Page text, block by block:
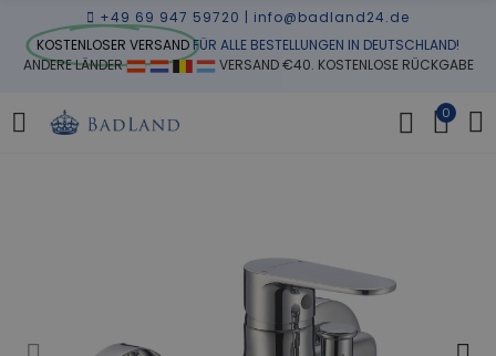
+49 69 947 59720 | info@badland24.de
KOSTENLOSER VERSANDFÜR ALLE BESTELLUNGEN IN DEUTSCHLAND!
ANDERE LÄNDER
VERSAND €40. KOSTENLOSE RÜCKGABE
0